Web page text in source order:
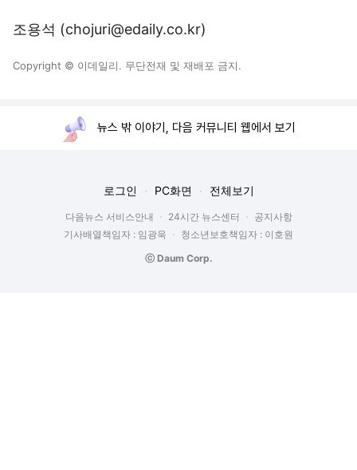
조용석 (chojuri@edaily.co.kr)
Copyright © 이데일리. 무단전재 및 재배포 금지.
뉴스 밖 이야기, 다음 커뮤니티 웹에서 보기
로그인 PC화면 전체보기
다음뉴스 서비스안내 24시간 뉴스센터
공지사항
기사배열책임자 : 임광욱
청소년보호책임자 : 이호원
ⓒ Daum Corp.